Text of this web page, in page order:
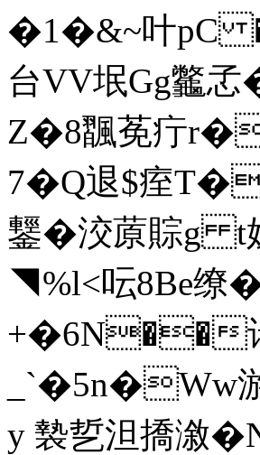
�1�&~叶
台VV垊Gg龞
Z�8飁莬疔
7�Q退$痓
鑋�洨蒝賩g
◥%l<呍8Be缭
+�6N��谙
_`�5n�Ww
y 褺乴泹撟漵